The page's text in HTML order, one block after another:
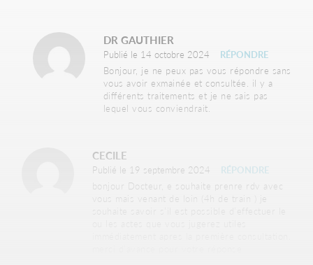
DR GAUTHIER
Publié le 14 octobre 2024
RÉPONDRE
Bonjour, je ne peux pas vous répondre sans
vous avoir exmainée et consultée. il y a
différents traitements et je ne sais pas
lequel vous conviendrait.
CECILE
Publié le 19 septembre 2024
RÉPONDRE
bonjour Docteur, e souhaite prenre rdv avec
vous mais venant de loin (4h de train ) je